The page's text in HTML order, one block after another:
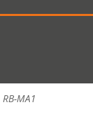
RB-MA1